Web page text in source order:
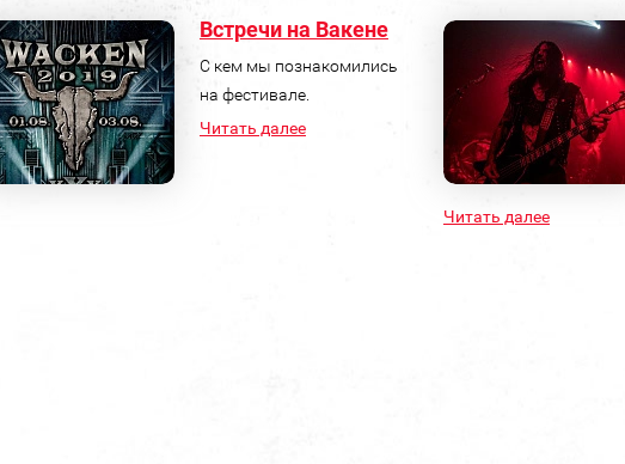
Встречи на Вакене
C кем мы познакомились
на фестивале.
Читать далее
Читать далее